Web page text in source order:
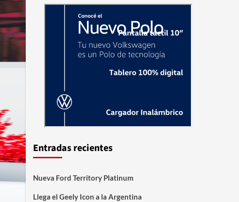
Entradas recientes
Nueva Ford Territory Platinum
Llega el Geely Icon a la Argentina